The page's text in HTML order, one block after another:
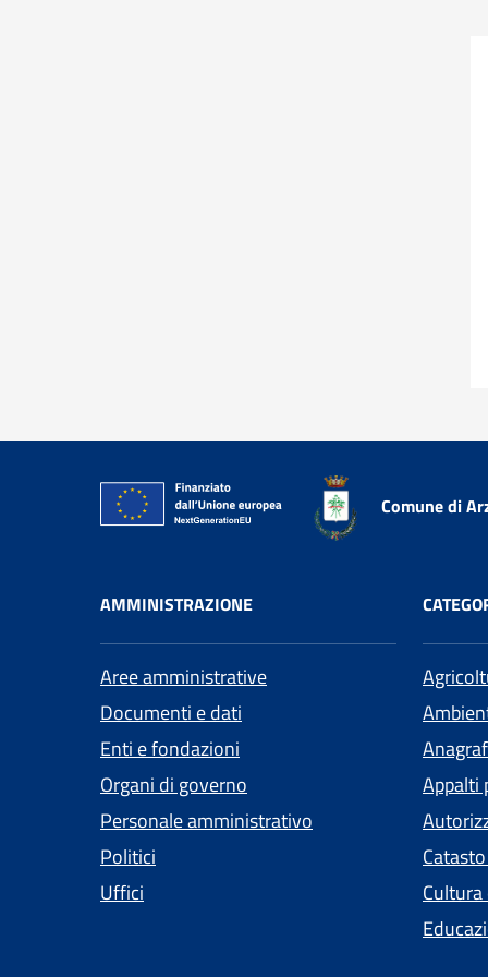
Comune di
AMMINISTRAZIONE
Aree amministrative
Documenti e dati
Enti e fondazioni
Organi di governo
Personale amministrativo
Politici
Uffici
Appalti